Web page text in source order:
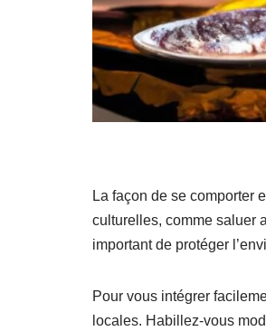
La façon de se comporter
culturelles, comme saluer
important de protéger
Pour vous intégrer
locales. Habillez-vous